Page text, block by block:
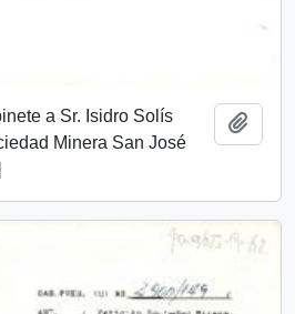
a Sr. Isidro Solís
Minera San José